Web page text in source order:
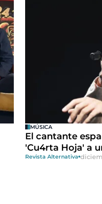
MÚSICA
El cantante
'Cu4rta Hoja' a
Revista Alternativa